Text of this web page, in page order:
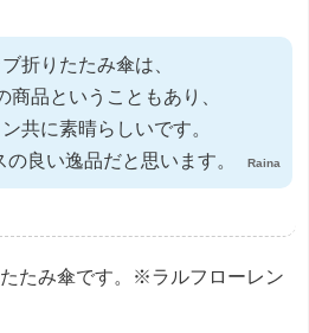
折りたたみ傘は、
商品ということもあり、
共に素晴らしいです。
良い逸品だと思います。
Raina
たみ傘です。※ラルフローレン